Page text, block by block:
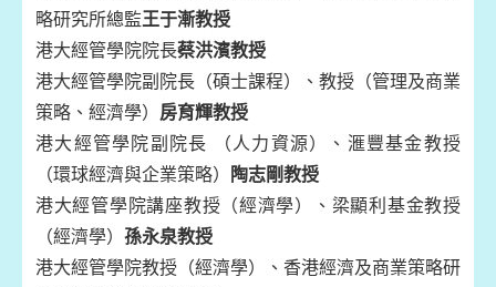
略研究所總監王于漸教授
港大經管學院院長蔡洪濱教授
港大經管學院副院長（碩士課程）、教授（管理及商業
策略、經濟學） 房育輝教授
港大經管學院副院長 （人力資源）、滙豐基金教授
（環球經濟與企業策略）
陶志剛教授
港大經管學院講座教授（經濟學）、梁顯利基金教授
（經濟學） 孫永泉教授
港大經管學院教授（經濟學）、香港經濟及商業策略研